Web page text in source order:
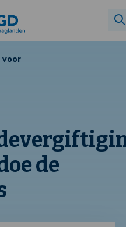
voor
de